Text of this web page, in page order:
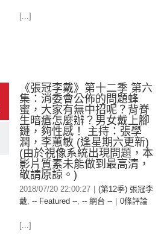
[...]
《張冠李戴》第十二季 第六
集：消委會公佈的問題蜂
蜜，大家有無中招呢？背脊
生暗瘡怎麼辦？男女戴上腳
鏈，夠性感！ 主持：張學
潤，李蕙敏 (逢星期六更新)
(由於視像系統出現問題，本
影片質素未能做到最高清，
敬請原諒。)
2018/07/20 22:00:27
(第12季) 張冠李
戴, -- Featured --, -- 網台 -- 0條評論
[...]